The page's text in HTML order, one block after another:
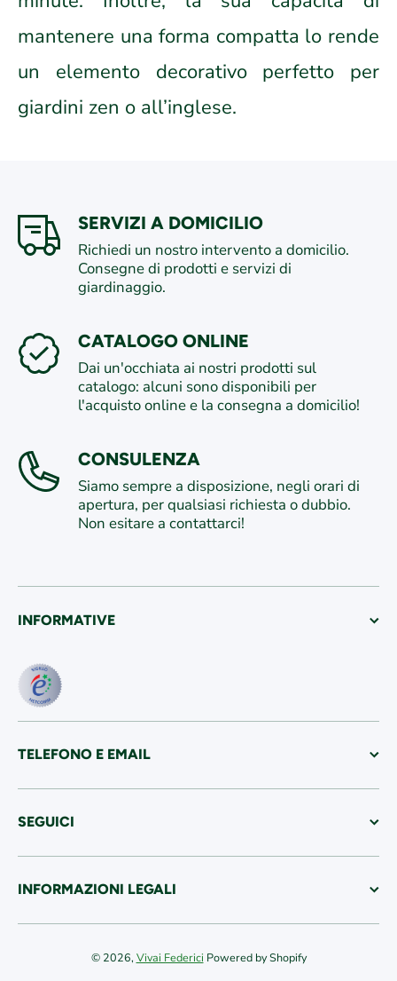
mantenere una forma compatta lo rende
un elemento decorativo perfetto per
giardini zen o all’inglese.
SERVIZI A DOMICILIO
Richiedi un nostro intervento a domicilio.
Consegne di prodotti e servizi di
giardinaggio.
CATALOGO ONLINE
Dai un'occhiata ai nostri prodotti sul
catalogo: alcuni sono disponibili per
l'acquisto online e la consegna a domicilio!
CONSULENZA
Siamo sempre a disposizione, negli orari di
apertura, per qualsiasi richiesta o dubbio.
Non esitare a contattarci!
INFORMATIVE
TELEFONO E EMAIL
SEGUICI
INFORMAZIONI LEGALI
© 2026, Vivai Federici Powered by Shopify